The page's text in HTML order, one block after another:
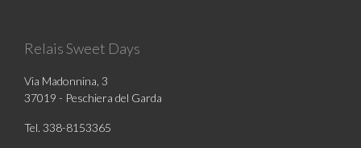
Relais Sweet Days
Via Madonnina, 3
37019 - Peschiera del Garda
Tel. 338-8153365